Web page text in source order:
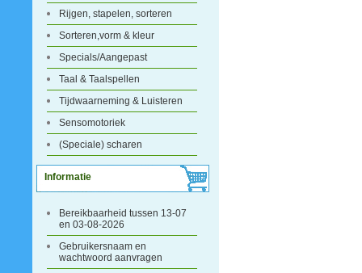
Rijgen, stapelen, sorteren
Sorteren,vorm & kleur
Specials/Aangepast
Taal & Taalspellen
Tijdwaarneming & Luisteren
Sensomotoriek
(Speciale) scharen
Informatie
Bereikbaarheid tussen 13-07
en 03-08-2026
Gebruikersnaam en
wachtwoord aanvragen